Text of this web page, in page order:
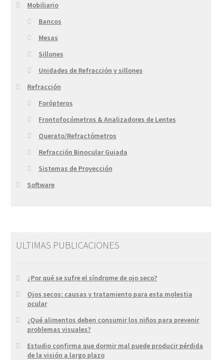
Mobiliario
Bancos
Mesas
Sillones
Unidades de Refracción y sillones
Refracción
Forópteros
Frontofocómetros & Analizadores de Lentes
Querato/Refractómetros
Refracción Binocular Guiada
Sistemas de Proyección
Software
ULTIMAS PUBLICACIONES
¿Por qué se sufre el síndrome de ojo seco?
Ojos secos: causas y tratamiento para esta molestia
ocular
¿Qué alimentos deben consumir los niños para prevenir
problemas visuales?
Estudio confirma que dormir mal puede producir pérdida
de la visión a largo plazo